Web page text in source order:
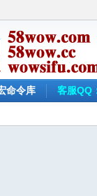
命令库 客服QQ